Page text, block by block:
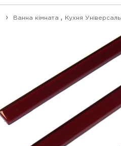
Ванна кімната , Кухня